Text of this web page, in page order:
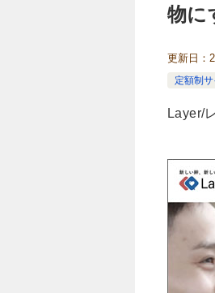
物に
更新日：
定額制サ
Layer/